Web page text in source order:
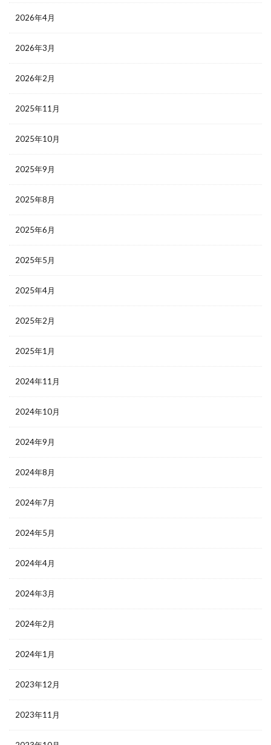
2026年4月
2026年3月
2026年2月
2025年11月
2025年10月
2025年9月
2025年8月
2025年6月
2025年5月
2025年4月
2025年2月
2025年1月
2024年11月
2024年10月
2024年9月
2024年8月
2024年7月
2024年5月
2024年4月
2024年3月
2024年2月
2024年1月
2023年12月
2023年11月